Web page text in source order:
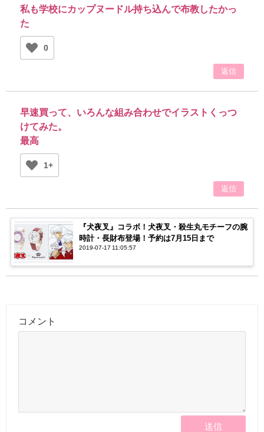
私も学校にカップヌードル持ち込んで布教したかっ
た
0
返信
早速買って、いろんな組み合わせでイラストくっつ
けてみた。
最高
1+
返信
『犬夜叉』コラボ！犬夜叉・殺生丸モチーフの腕
時計・長財布登場！予約は7月15日まで
2019-07-17 11:05:57
コメント